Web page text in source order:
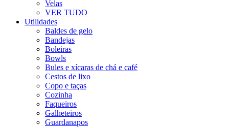
Velas
VER TUDO
Utilidades
Baldes de gelo
Bandejas
Boleiras
Bowls
Bules e xícaras de chá e café
Cestos de lixo
Copo e taças
Cozinha
Faqueiros
Galheteiros
Guardanapos